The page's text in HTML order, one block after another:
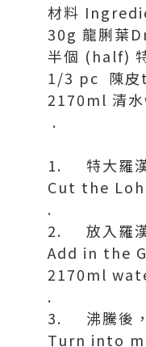
材料
30g 龍脷葉
半個 (half)
1/3 pc 陳
2170ml 清
.
1. 特大羅漢
Cut the
.
2. 放入羅漢
Add in the
2170ml
.
3. 沸騰後，
Turn into